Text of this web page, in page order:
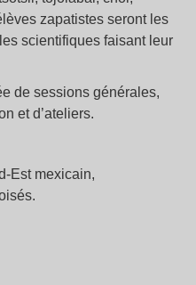
zapatistes seront les
scientifiques faisant leur
de sessions générales,
et d’ateliers.
Est mexicain,